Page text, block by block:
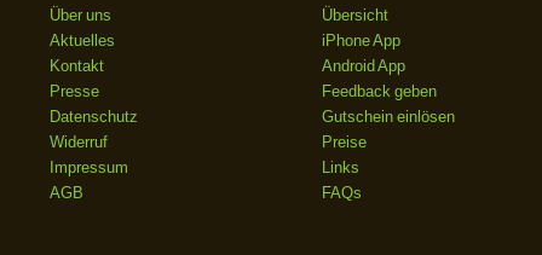
Über uns
Aktuelles
Kontakt
Presse
Datenschutz
Widerruf
Impressum
AGB
Übersicht
iPhone App
Android App
Feedback geben
Gutschein einlösen
Preise
Links
FAQs